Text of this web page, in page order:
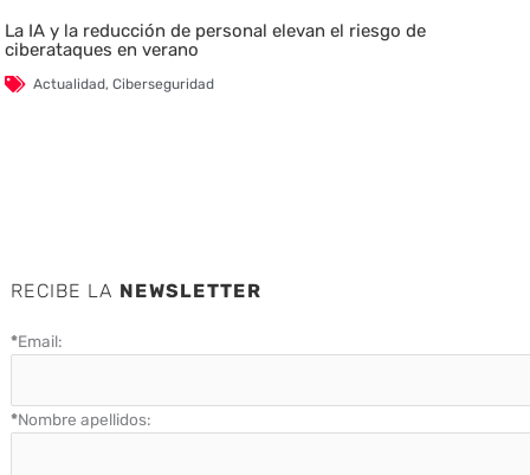
La IA y la reducción de personal elevan el riesgo de
ciberataques en verano
Actualidad,Ciberseguridad
RECIBE LA NEWSLETTER
*Email:
*Nombre apellidos: